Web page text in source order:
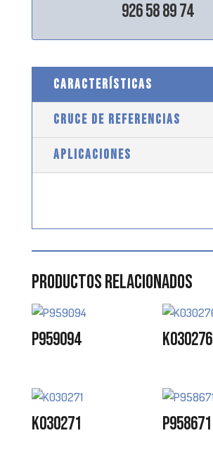
926 58 89 74
CARACTERÍSTICAS
CRUCE DE REFERENCIAS
APLICACIONES
Productos relacionados
P959094 K030276
K030271 P958671